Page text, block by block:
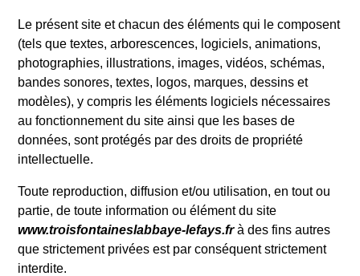
Le présent site et chacun des éléments qui le composent
(tels que textes, arborescences, logiciels, animations,
photographies, illustrations, images, vidéos, schémas,
bandes sonores, textes, logos, marques, dessins et
modèles), y compris les éléments logiciels nécessaires
au fonctionnement du site ainsi que les bases de
données, sont protégés par des droits de propriété
intellectuelle.
Toute reproduction, diffusion et/ou utilisation, en tout ou
partie, de toute information ou élément du site
www.troisfontaineslabbaye-lefays.frà des fins autres
que strictement privées est par conséquent strictement
interdite.